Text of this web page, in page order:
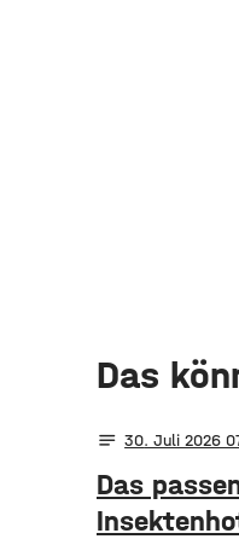
Das
notes 30. Juli 2026
Das